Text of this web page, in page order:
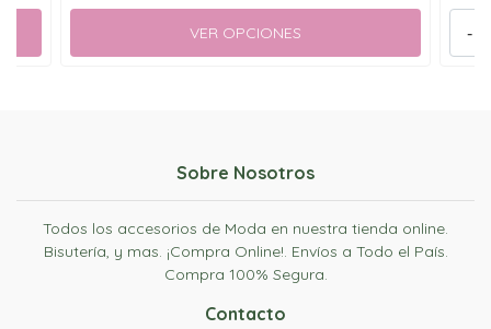
VER OPCIONES -
Sobre Nosotros
Todos los accesorios de Moda en nuestra tienda online.
Bisutería, y mas. ¡Compra Online!. Envíos a Todo el País.
Compra 100% Segura.
Contacto